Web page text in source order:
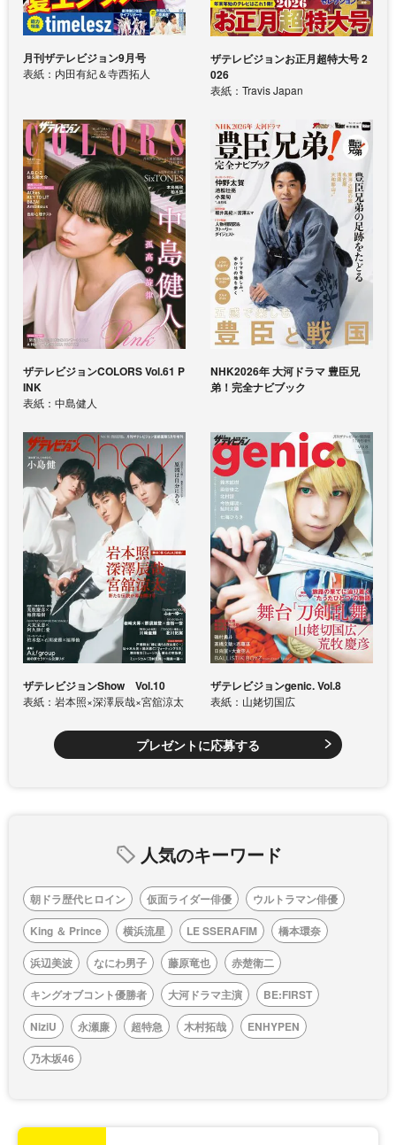
月刊ザテレビジョン9月号
表紙：内田有紀＆寺西拓人
ザテレビジョンお正月超特大号 2
026
表紙：Travis Japan
ザテレビジョンCOLORS Vol.61 P
INK
表紙：中島健人
NHK2026年 大河ドラマ 豊臣兄
弟！完全ナビブック
ザテレビジョンShow Vol.10
表紙：岩本照×深澤辰哉×宮舘涼太
ザテレビジョンgenic. Vol.8
表紙：山姥切国広
プレゼントに応募する
人気のキーワード
朝ドラ歴代ヒロイン 仮面ライダー俳優
ウルトラマン俳優
King ＆ Prince
横浜流星 LE SSERAFIM
橋本環奈
浜辺美波
なにわ男子 藤原竜也
赤楚衛二
キングオブコント優勝者
大河ドラマ主演
BE:FIRST
NiziU
永瀬廉 超特急 木村拓哉
ENHYPEN
乃木坂46